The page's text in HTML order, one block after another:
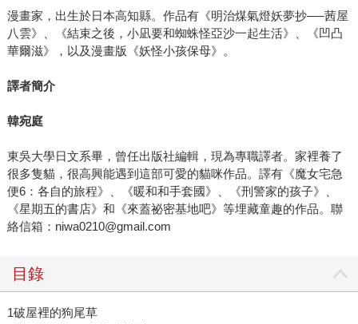
漫畫家，出生於日本高知縣。作品有《明治煤氣燈妖夢抄──茜屋
八雲》、《結束之後，小凪要和蜘蛛怪亞沙一起生活》、《凹凸
華爾滋》，以及漫畫版《妖怪小孩保母》。
譯者簡介
韓宛庭
東吳大學日文系畢，曾任出版社編輯，現為專職譯者。家裡養了
很多隻貓，很高興能遇到這部可愛的貓咪作品。譯有《魔女宅急
便6：各自的旅程》、《暖和和手套國》、《刑警家的孩子》、
《星期五的書店》和《來蓋祕密基地吧》等埋藏童趣的作品。聯
絡信箱：niwa0210@gmail.com
目錄
1破屋裡的狗尾草